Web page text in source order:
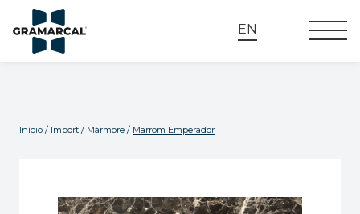
EN
Início / Import / Mármore / Marrom Emperador